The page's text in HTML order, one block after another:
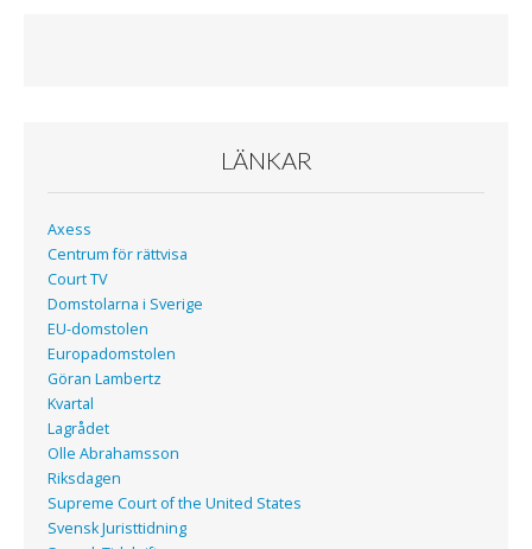
LÄNKAR
Axess
Centrum för rättvisa
Court TV
Domstolarna i Sverige
EU-domstolen
Europadomstolen
Göran Lambertz
Kvartal
Lagrådet
Olle Abrahamsson
Riksdagen
Supreme Court of the United States
Svensk Juristtidning